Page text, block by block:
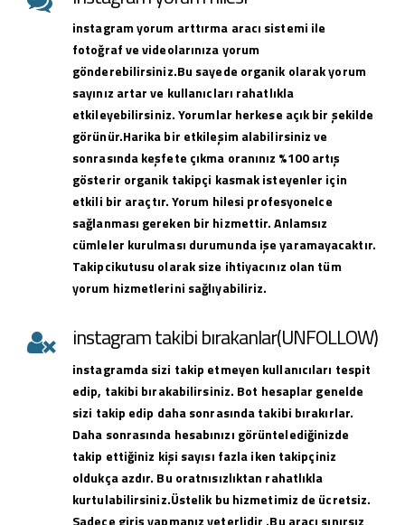
instagram yorum arttırma aracı sistemi ile
fotoğraf ve videolarınıza yorum
gönderebilirsiniz.Bu sayede organik olarak yorum
sayınız artar ve kullanıcları rahatlıkla
etkileyebilirsiniz. Yorumlar herkese açık bir şekilde
görünür.Harika bir etkileşim alabilirsiniz ve
sonrasında keşfete çıkma oranınız %100 artış
gösterir organik takipçi kasmak isteyenler için
etkili bir araçtır. Yorum hilesi profesyonelce
sağlanması gereken bir hizmettir. Anlamsız
cümleler kurulması durumunda işe yaramayacaktır.
Takipcikutusu olarak size ihtiyacınız olan tüm
yorum hizmetlerini sağlıyabiliriz.
instagram takibi bırakanlar(UNFOLLOW)
instagramda sizi takip etmeyen kullanıcıları tespit
edip, takibi bırakabilirsiniz. Bot hesaplar genelde
sizi takip edip daha sonrasında takibi bırakırlar.
Daha sonrasında hesabınızı görüntelediğinizde
takip ettiğiniz kişi sayısı fazla iken takipçiniz
oldukça azdır. Bu oratnısızlıktan rahatlıkla
kurtulabilirsiniz.Üstelik bu hizmetimiz de ücretsiz.
Sadece giriş yapmanız yeterlidir .Bu aracı sınırsız